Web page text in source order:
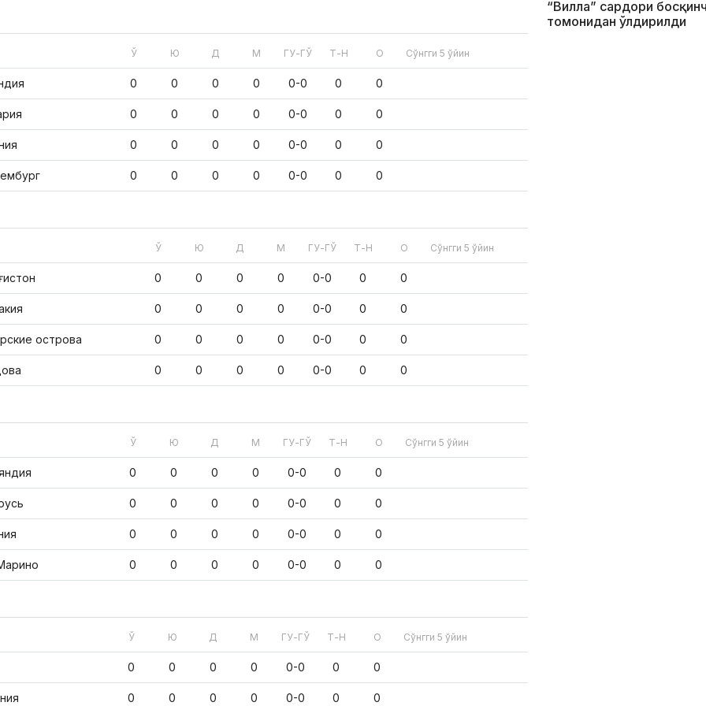
Ў Ю Д М ГУ-ГЎ Т-Н О Сўнгги 5 ўйин
0 0 0 0 0-0 0 0
0 0 0 0 0-0 0 0
0 0 0 0 0-0 0 0
0 0 0 0 0-0 0 0
Ў Ю Д М ГУ-ГЎ Т-Н О Сўнгги 5 ўйин
0 0 0 0 0-0 0 0
0 0 0 0 0-0 0 0
острова 0 0 0 0 0-0 0 0
0 0 0 0 0-0 0 0
Ў Ю Д М ГУ-ГЎ Т-Н О Сўнгги 5 ўйин
0 0 0 0 0-0 0 0
0 0 0 0 0-0 0 0
0 0 0 0 0-0 0 0
0 0 0 0 0-0 0 0
Ў Ю Д М ГУ-ГЎ Т-Н О Сўнгги 5 ўйин
0 0 0 0 0-0 0 0
0 0 0 0 0-0 0 0
“Вилла” сардори
томонидан ўлдирилди